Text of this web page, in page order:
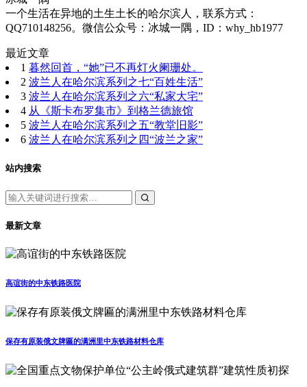
一个生活在异地的土生土长的哈尔滨人，联系方式：
QQ710148256。微信公众号：冰城一隅，ID：why_hb1977
最近文章
1 暮然回首，“她”已不再灯火阑珊处。
2 波兰人在哈尔滨系列之七“百姓生活”
3 波兰人在哈尔滨系列之六“私家大宅”
4 从《斯卡布罗集市》到格兰德旅馆
5 波兰人在哈尔滨系列之五“教堂旧影”
6 波兰人在哈尔滨系列之四“波兰之家”
站内搜索
最新文章
高谊街的中东铁路医院
保存有原装俄文牌匾的满洲里中东铁路材料仓库